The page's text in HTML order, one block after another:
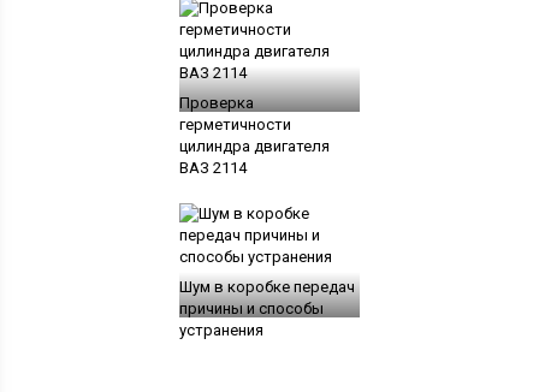
Проверка
герметичности
цилиндра двигателя
ВАЗ 2114
Шум в коробке передач
причины и способы
устранения